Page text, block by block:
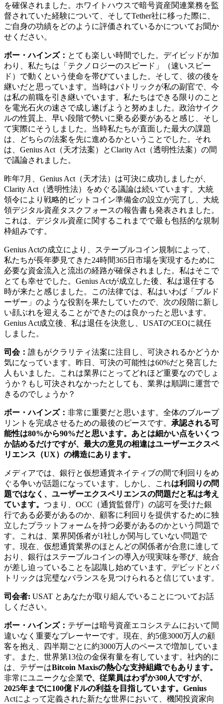
を確保されました。ホワイトハウスで暗号資産関連業務を監
督されていた経験について、そしてTether社に移った際に、
ご自身の功績をどのように評価されているかについてお聞か
せください。
ボー・ハインズ： とても楽しい時間でした。デイビッドが加
わり、私たちは「テクノロジーのスピード」（速いスピー
ド）で動くという使命を帯びていました。そして、彼の後を
継いだと思っています。当時はパトリックが私の副官で、今
は私の前職を引き継いでいます。私たちはできる限りのこと
を電光石火の速さで成し遂げようと努めました。政治サイク
ルの性質上、早い段階で勢いに乗る必要があると感じ、そし
て実際にそうしました。当時私たちが直面した最大の課題
は、どちらの法案を先に進めるかということでした。それ
は、Genius Act（天才法案）とClarity Act（透明性法案）の間
で議論されました。
昨年7月、Genius Act（天才法）は可決に成功しましたが、
Clarity Act（透明性法）をめぐる議論は続いています。大統
領令により戦略的ビットコイン準備金の設立が完了し、大統
領デジタル資産タスクフォースの報告書も発表されました。
これは、デジタル資産に関するこれまでで最も包括的な規制
枠組みです。
Genius Actの成立により、ステーブルコイン規制によって、
私たちが長年夢見てきた24時間365日市場を実現するために
必要な資金流入と流出の経路が確保されました。私はそこで
とても幸せでした。Genius Actが成立した後、私は退任する
時が来たと感じました。この法律では、私はいわば「ブルド
ーザー」のような役割を果たしていたので、次の段階に新し
い顔ぶれを迎えることができたのは良かったと思います。
Genius Act成立後、私は退任を決意し、USATのCEOに就任
しました。
司会： 誰もがクラリティ法案に注目し、可決されるかどうか
気になっています。昨日、可決の可能性は60%だと発言した
人もいました。これは業界にとってどれほど重要なのでしょ
うか？もし可決されなかったとしても、業界は順調に運営で
きるのでしょうか？
ボー・ハインズ： 非常に重要だと思います。全体のブループ
リントを完成させるための最後のピースです。 承認される可
能性は80%から90%だと思います。あとは細かい点をいくつ
か詰めるだけですが、最大の意見の相違はユーザーエクスペ
リエンス（UX）の構造にあります。
メディアでは、銀行と仮想通貨ネイティブの間で利回りをめ
ぐる争いが話題になっています。しかし、これは利回りの問
題ではなく、ユーザーエクスペリエンスの問題だと私は考え
ています。 つまり、OCC（通貨監督庁）の認可を受けた銀
行である必要があるのか​​、顧客に利回りを提供するために独
立したプラットフォームを持つ必要があるのか​​という問題で
す。これは、業界関係者が1社しか関与していない問題で
す。現在、仮想通貨業界のほとんどの関係者が合意に達して
おり、銀行はステーブルコインの導入が現実味を帯び、統合
が差し迫っていることを認識し始めています。デビッドとパ
トリックは完璧なバランスを見つけられると信じています。
司会者: USAT とあなたが取り組んでいることについてお話
しください。
ボー・ハインズ： テザーは暗号資産エコシステムにおいて間
違いなく重要なプレーヤーです。現在、約5億3000万人の顧
客を抱え、四半期ごとに約3000万人のペースで増加していま
す。また、世界第13位の金保有量を有しています。社内的に
は、テザーはBitcoin Maxisの熱心な支持組織でもあります。
非常にユニークな企業で、従業員はわずか300人ですが、
2025年までに100億ドルの利益を目指しています。Genius
Actによって定義された新たな世界において、機関投資家向